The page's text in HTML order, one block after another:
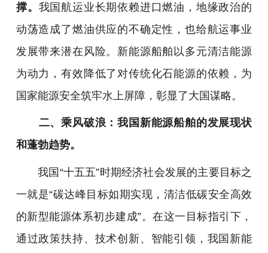
撑。 我国航运业长期依赖进口燃油，地缘政治的
动荡造成了燃油供应的不确定性，也给航运事业
发展带来潜在风险。新能源船舶以多元清洁能源
为动力，有效降低了对传统化石能源的依赖，为
国家能源安全筑牢水上屏障，彰显了大国谋略。
二、乘风破浪：我国新能源船舶的发展现状
和蓬勃趋势。
我国“十五五”时期经济社会发展的主要目标之
一就是“碳达峰目标如期实现，清洁低碳安全高效
的新型能源体系初步建成”。在这一目标指引下，
通过政策扶持、技术创新、智能引领，我国新能